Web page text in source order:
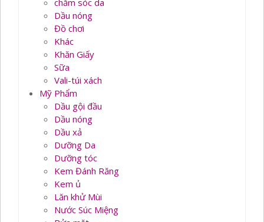
chăm sóc da
Dầu nóng
Đồ chơi
Khác
Khăn Giấy
Sữa
Vali-túi xách
Mỹ Phẩm
Dầu gội đầu
Dầu nóng
Dầu xả
Dưỡng Da
Dưỡng tóc
Kem Đánh Răng
Kem ủ
Lăn khử Mùi
Nước Súc Miệng